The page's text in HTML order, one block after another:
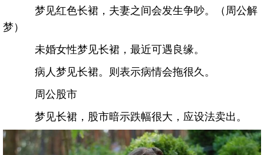
梦见红色长裙，夫妻之间会发生争吵。（周公解
梦）
未婚女性梦见长裙，最近可遇良缘。
病人梦见长裙。则表示病情会拖很久。
周公股市
梦见长裙，股市暗示跌幅很大，应设法卖出。